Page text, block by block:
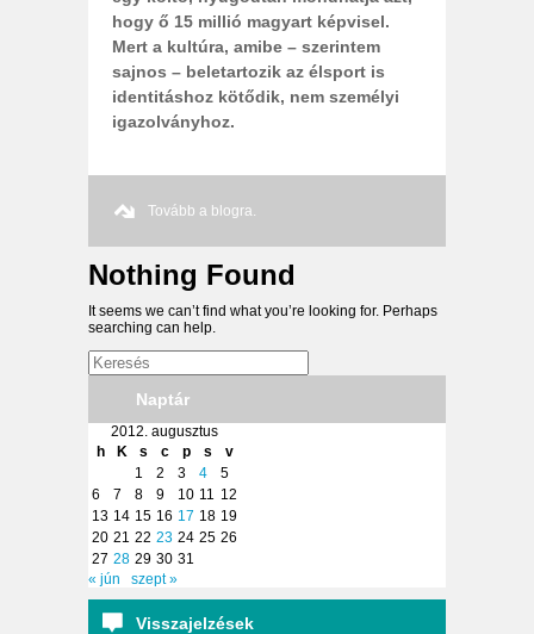
hogy ő 15 millió magyart képvisel.
Mert a kultúra, amibe – szerintem
sajnos – beletartozik az élsport is
identitáshoz kötődik, nem személyi
igazolványhoz.
Tovább a blogra.
Nothing Found
It seems we can’t find what you’re looking for. Perhaps
searching can help.
Naptár
2012. augusztus
h
K s c p s
v
1
2 3 4
5
6
7 8 9 10 11
12
13 14 15 16 17 18 19
20 21 22 23 24 25 26
27 28 29 30 31
« jún
szept »
Visszajelzések